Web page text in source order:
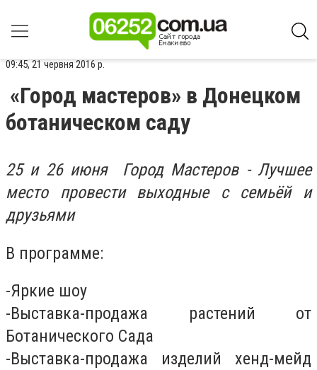
09:45, 21 червня 2016 р.
«Город мастеров» в Донецком
ботаническом саду
25 и 26 июня Город Мастеров - Лучшее
место провести выходные с семьёй и
друзьями
В программе:
-Яркие шоу
-Выставка-продажа растений от
Ботанического Сада
-Выставка-продажа изделий хенд-мейд